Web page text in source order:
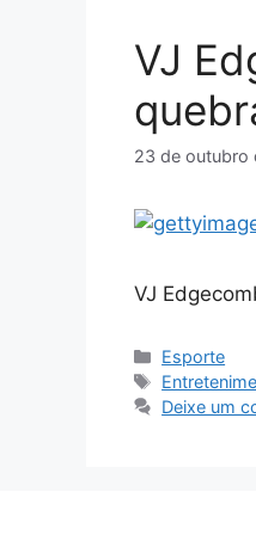
VJ
23 de outubro
VJ
Categorias
Esporte
Tags
Deixe um